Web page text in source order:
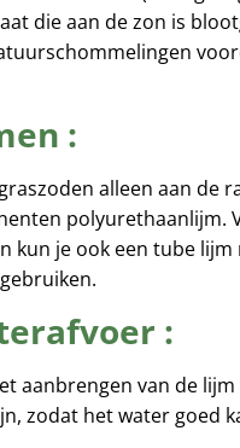
die aan de zon is
:
alleen aan de
polyurethaanlijm.
kun je ook een tube lijm
:
aanbrengen van de
zodat het water goed